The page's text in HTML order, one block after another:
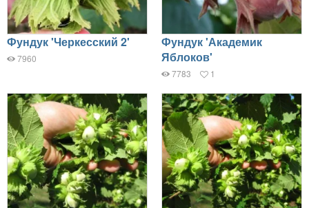
Фундук 'Черкесский 2'
7960
Фундук 'Академик
Яблоков'
7783 1